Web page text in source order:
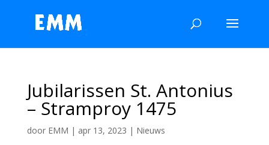
Jubilarissen St. Antonius
– Stramproy 1475
door EMM | apr 13, 2023 | Nieuws